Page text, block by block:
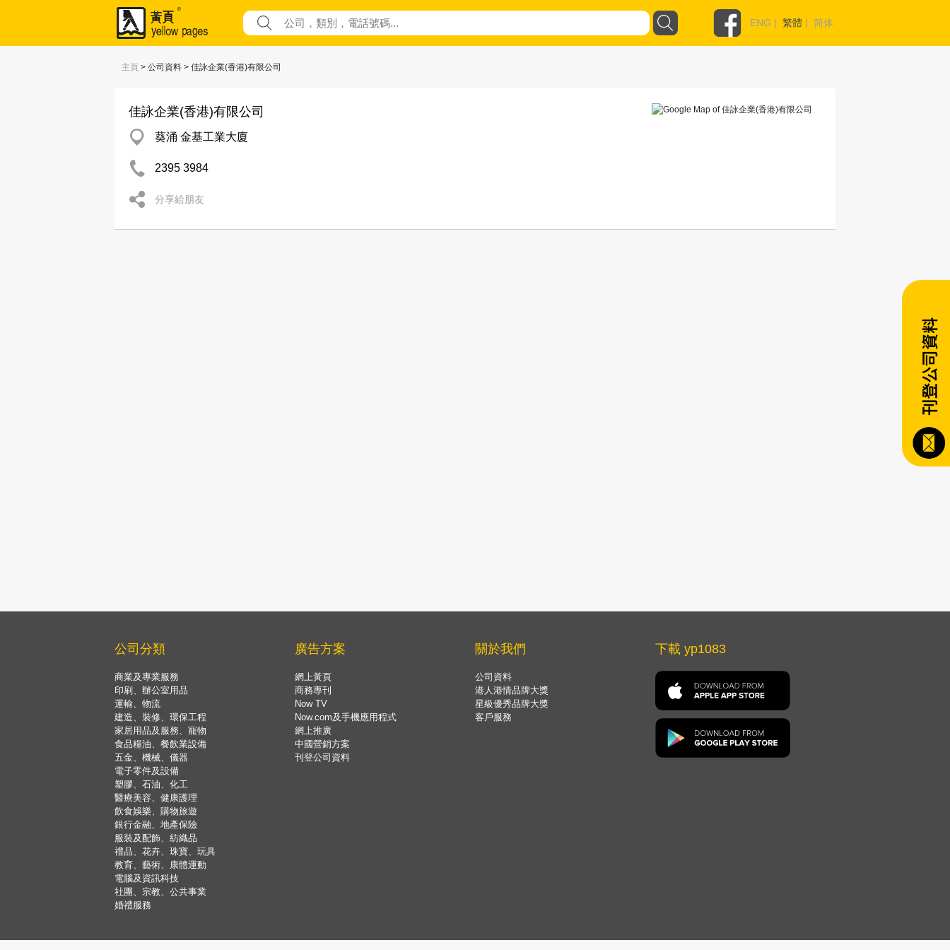
ENG | 繁體 | 简体
主頁 > 公司資料 > 佳詠企業(香港)有限公司
佳詠企業(香港)有限公司
葵涌 金基工業大廈
2395 3984
分享給朋友
公司分類
商業及專業服務
印刷、辦公室用品
運輸、物流
建造、裝修、環保工程
家居用品及服務、寵物
食品糧油、餐飲業設備
五金、機械、儀器
電子零件及設備
塑膠、石油、化工
醫療美容、健康護理
飲食娛樂、購物旅遊
銀行金融、地產保險
服裝及配飾、紡織品
禮品、花卉、珠寶、玩具
教育、藝術、康體運動
電腦及資訊科技
社團、宗教、公共事業
婚禮服務
廣告方案
網上黃頁
商務專刊
Now TV
Now.com及手機應用程式
網上推廣
中國營銷方案
刊登公司資料
關於我們
公司資料
港人港情品牌大獎
星級優秀品牌大獎
客戶服務
下載 yp1083